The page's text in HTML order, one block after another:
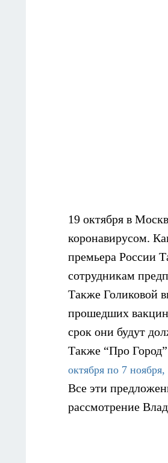
19 октября в
коронавирусом.
премьера России
сотрудникам
Также Голиковой
прошедших
срок они будут
Также “Про
октября по 7
Все эти
рассмотрение